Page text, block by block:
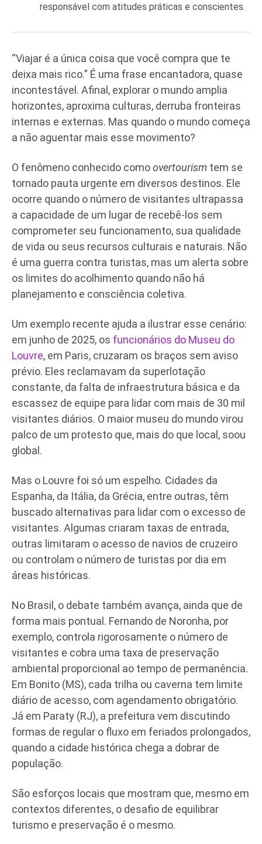
responsável com atitudes práticas e conscientes.
“Viajar é a única coisa que você compra que te
deixa mais rico.” É uma frase encantadora, quase
incontestável. Afinal, explorar o mundo amplia
horizontes, aproxima culturas, derruba fronteiras
internas e externas. Mas quando o mundo começa
a não aguentar mais esse movimento?
O fenômeno conhecido comoovertourism tem se
tornado pauta urgente em diversos destinos. Ele
ocorre quando o número de visitantes ultrapassa
a capacidade de um lugar de recebê-los sem
comprometer seu funcionamento, sua qualidade
de vida ou seus recursos culturais e naturais. Não
é uma guerra contra turistas, mas um alerta sobre
os limites do acolhimento quando não há
planejamento e consciência coletiva.
Um exemplo recente ajuda a ilustrar esse cenário:
em junho de 2025, os funcionários do Museu do
Louvre, em Paris, cruzaram os braços sem aviso
prévio. Eles reclamavam da superlotação
constante, da falta de infraestrutura básica e da
escassez de equipe para lidar com mais de 30 mil
visitantes diários. O maior museu do mundo virou
palco de um protesto que, mais do que local, soou
global.
Mas o Louvre foi só um espelho. Cidades da
Espanha, da Itália, da Grécia, entre outras, têm
buscado alternativas para lidar com o excesso de
visitantes. Algumas criaram taxas de entrada,
outras limitaram o acesso de navios de cruzeiro
ou controlam o número de turistas por dia em
áreas históricas.
No Brasil, o debate também avança, ainda que de
forma mais pontual. Fernando de Noronha, por
exemplo, controla rigorosamente o número de
visitantes e cobra uma taxa de preservação
ambiental proporcional ao tempo de permanência.
Em Bonito (MS), cada trilha ou caverna tem limite
diário de acesso, com agendamento obrigatório.
Já em Paraty (RJ), a prefeitura vem discutindo
formas de regular o fluxo em feriados prolongados,
quando a cidade histórica chega a dobrar de
população.
São esforços locais que mostram que, mesmo em
contextos diferentes, o desafio de equilibrar
turismo e preservação é o mesmo.